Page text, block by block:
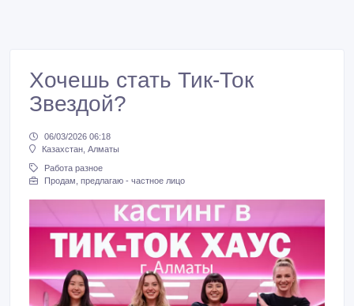
Хочешь стать Тик-Ток
Звездой?
06/03/2026 06:18
Казахстан, Алматы
Работа разное
Продам, предлагаю - частное лицо